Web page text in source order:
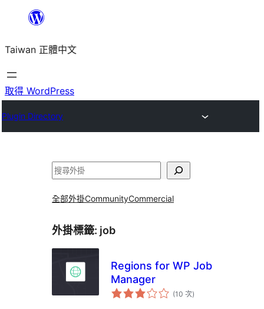
主
要
內
Taiwan 正體中文
取得 WordPress
Plugin Directory
搜
全部外掛CommunityCommercial
外掛標籤: job
Regions for WP Job
Manager
(10 次評
分)